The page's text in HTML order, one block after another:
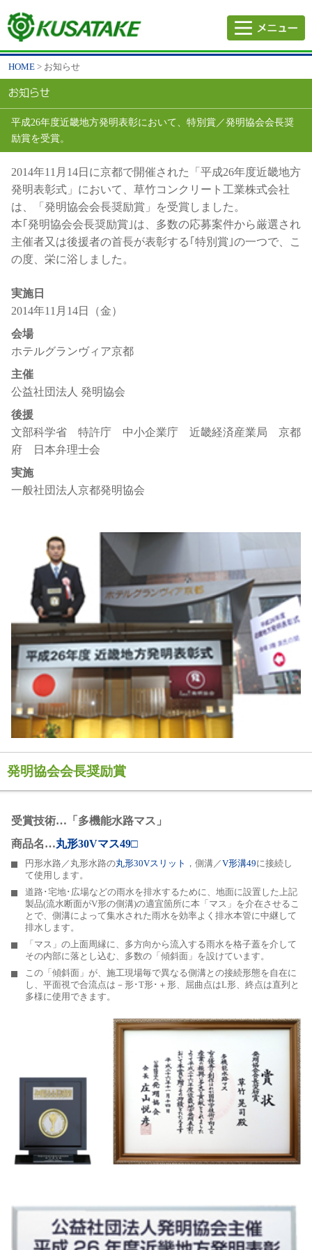
HOME > お知らせ
平成26年度近畿地方発明表彰において、特別賞／発明協会会長奨
励賞を受賞。
2014年11月14日に京都で開催された「平成26年度近畿地方
発明表彰式」において、草竹コンクリート工業株式会社
は、「発明協会会長奨励賞」を受賞しました。
本｢発明協会会長奨励賞｣は、多数の応募案件から厳選され
主催者又は後援者の首長が表彰する｢特別賞｣の一つで、こ
の度、栄に浴しました。
実施日
2014年11月14日（金）
会場
ホテルグランヴィア京都
主催
公益社団法人 発明協会
後援
文部科学省 特許庁 中小企業庁 近畿経済産業局 京都
府 日本弁理士会
実施
一般社団法人京都発明協会
発明協会会長奨励賞
受賞技術…「多機能水路マス」
商品名…丸形30Vマス49□
円形水路／丸形水路の丸形30Vスリット ，側溝／V形溝49に接続し
て使用します。
道路･宅地･広場などの雨水を排水するために、地面に設置した上記
製品(流水断面がV形の側溝)の適宜箇所に本「マス」を介在させるこ
とで、側溝によって集水された雨水を効率よく排水本管に中継して
排水します。
「マス」の上面周縁に、多方向から流入する雨水を格子蓋を介して
その内部に落とし込む、多数の「傾斜面」を設けています。
この「傾斜面」が、施工現場毎で異なる側溝との接続形態を自在に
し、平面視で合流点は－形･T形･＋形、屈曲点はL形、終点は直列と
多様に使用できます。